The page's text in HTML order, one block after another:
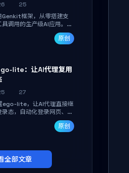
25
Genkit框架，从零搭建支
调用的生产级AI应用。通
心代码编写与调试避坑指
握多模型切换、RAG管道构
原创
lite：让AI代理复用
27
ego-lite，让AI代理直接继
态，自动化登录网页、抓
密码，多任务并行不干扰
原创
全部文章